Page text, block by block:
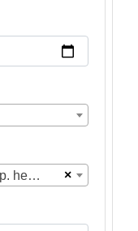
×
Sildemåge, Sibirisk Måge (ssp. heuglini) (Larus fuscus heuglini)